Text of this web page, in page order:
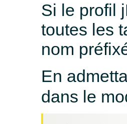
Si le profil
toutes les
nom
En
dans le